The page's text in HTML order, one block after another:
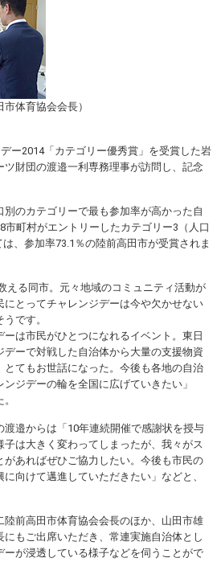
メールマガジン
「SSFニュース」
ソーシャルメディア運営方針
© 2020
社会づくり
連携
知る学ぶ
―スポーツ政策の『卵』 ―
体育協会会長）
ー2014「カテゴリー優秀賞」を受賞した岩
財団の渡邉一利専務理事が訪問し、記念
別のカテゴリーで最も参加率が高かった自
市町村がエントリーしたカテゴリー3（人口
、参加率73.1％の陸前高田市が受賞されま
える同市。元々地域のコミュニティ活動が
とってチャレンジデーは今や欠かせない
です。
は市民がひとつになれるイベント。東日
ーで対戦した自治体から大量の支援物資
てもお世話になった。今後も各地の自治
ジデーの輪を全国に広げていきたい」
邉からは「10年連続開催で感謝状を授与
子は大きく変わってしまったが、我々がス
あればぜひご協力したい。今後も市民の
向けて邁進していただきたい」などと、
陸前高田市体育協会会長のほか、山田市雄
もご出席いただき、常連実施自治体とし
が浸透している様子などを伺うことがで